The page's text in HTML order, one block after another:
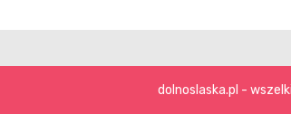
dolnoslaska.pl -